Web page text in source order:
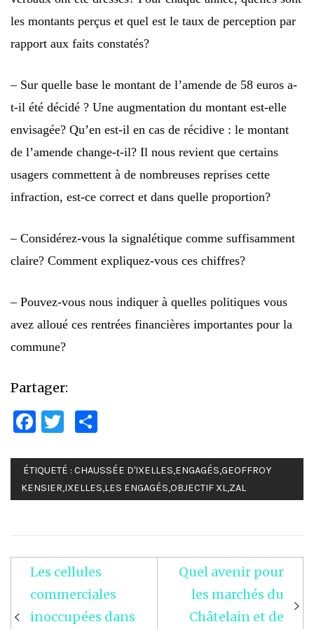
les montants perçus et quel est le taux de perception par
rapport aux faits constatés?
– Sur quelle base le montant de l’amende de 58 euros a-
t-il été décidé ? Une augmentation du montant est-elle
envisagée? Qu’en est-il en cas de récidive : le montant
de l’amende change-t-il? Il nous revient que certains
usagers commettent à de nombreuses reprises cette
infraction, est-ce correct et dans quelle proportion?
– Considérez-vous la signalétique comme suffisamment
claire? Comment expliquez-vous ces chiffres?
– Pouvez-vous nous indiquer à quelles politiques vous
avez alloué ces rentrées financières importantes pour la
commune?
Partager:
Facebook
Twitter
ÉTIQUETÉ : CHAUSSÉE D'IXELLES,ENGAGÉS,GEOFFROY
KENSIER,IXELLES,LES ENGAGÉS,OBJECTIF XL,ZAL
Navigation
de
Les cellules
commerciales
inoccupées dans
Quel avenir pour
les marchés du
Châtelain et de